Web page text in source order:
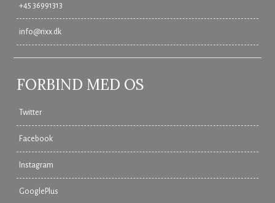
+45 36991313
info@rixx.dk
FORBIND MED OS
Twitter
Facebook
Instagram
GooglePlus